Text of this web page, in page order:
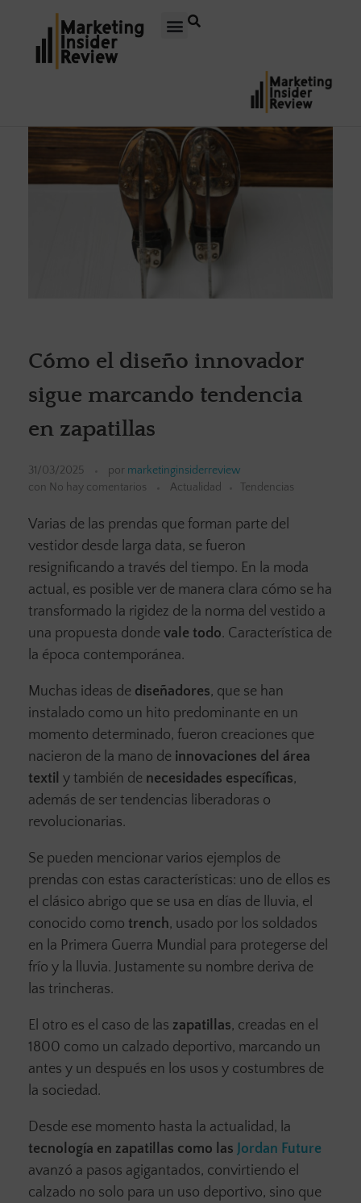
Cómo el diseño innovador
sigue marcando tendencia
en zapatillas
31/03/2025 por marketinginsiderreview
con No hay comentarios Actualidad Tendencias
Varias de las prendas que forman parte del
vestidor desde larga data, se fueron
resignificando a través del tiempo. En la moda
actual, es posible ver de manera clara cómo se ha
transformado la rigidez de la norma del vestido a
una propuesta donde vale todo. Característica de
la época contemporánea.
Muchas ideas de diseñadores, que se han
instalado como un hito predominante en un
momento determinado, fueron creaciones que
nacieron de la mano de innovaciones del área
textil y también de necesidades específicas,
además de ser tendencias liberadoras o
revolucionarias.
Se pueden mencionar varios ejemplos de
prendas con estas características: uno de ellos es
el clásico abrigo que se usa en días de lluvia, el
conocido como trench, usado por los soldados
en la Primera Guerra Mundial para protegerse del
frío y la lluvia. Justamente su nombre deriva de
las trincheras.
El otro es el caso de las zapatillas, creadas en el
1800 como un calzado deportivo, marcando un
antes y un después en los usos y costumbres de
la sociedad.
Desde ese momento hasta la actualidad, la
tecnología en zapatillas como las Jordan Future
avanzó a pasos agigantados, convirtiendo el
calzado no solo para un uso deportivo, sino que